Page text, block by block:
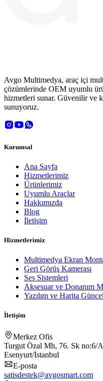
Avgo Multimedya, araç içi
çözümlerinde OEM uyumlu
hizmetleri sunar. Güvenilir ve
sunuyoruz.
Kurumsal
Ana Sayfa
Hizmetlerimiz
Ürünlerimiz
Uyumlu Araçlar
Hakkımızda
Blog
İletişim
Hizmetlerimiz
Multimedya Ekran
Geri Görüş Kamerası
Ses Sistemleri
Aksesuar ve Donanım
Yazılım ve Harita
İletişim
Merkez Ofis
Turgut Özal Mh, 76. Sk no:6/
Esenyurt/İstanbul
E-posta
satisdestek@avgosmart.com